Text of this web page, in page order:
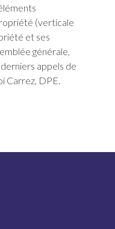
(verticale
et ses
générale,
appels de
Carrez, DPE.